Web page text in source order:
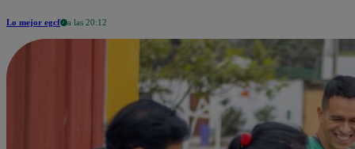
Lo mejor egcf a las 20:12